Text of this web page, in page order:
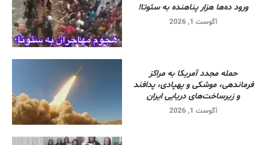
ورود ده‌ها هزار پناهنده به سئوتا!
آگوست 1, 2026
حمله مجدد آمریکا به مراکز
فرماندهی، موشکی و پهپادی، پدافند
و زیرساخت‌های دریایی ایران
آگوست 1, 2026